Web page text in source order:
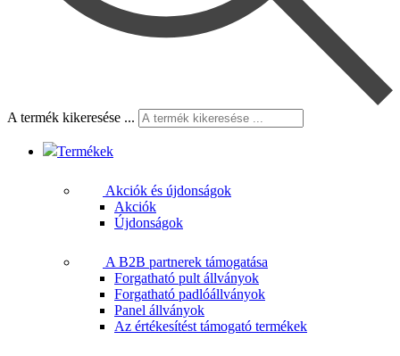
A termék kikeresése ...
Termékek
Akciók és újdonságok
Akciók
Újdonságok
A B2B partnerek támogatása
Forgatható pult állványok
Forgatható padlóállványok
Panel állványok
Az értékesítést támogató termékek